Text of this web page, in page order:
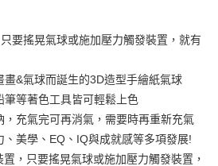
要搖晃氣球或施加壓力觸發裝置，就有
&氣球而誕生的3D造型手繪紙氣球
等著色工具皆可輕鬆上色
充氣完可再消氣，需要時再重新充氣
美學、EQ、IQ與成就感等多項發展!
，只要搖晃氣球或施加壓力觸發裝置，